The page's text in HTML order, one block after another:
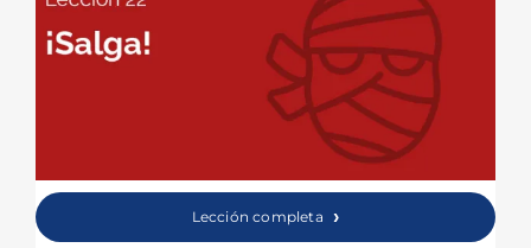
Lección completa